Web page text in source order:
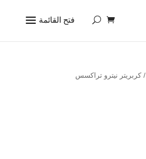
/ كربريتر نيترو تراكسس